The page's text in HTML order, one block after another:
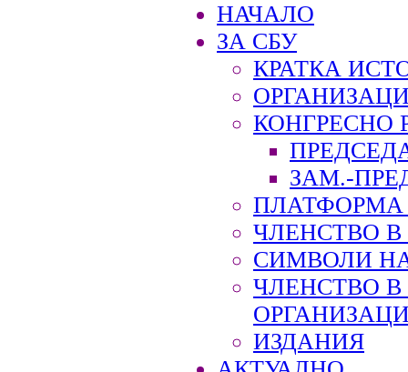
НАЧАЛО
ЗА СБУ
КРАТКА
КОНГРЕСНО
ЗАМ.-
ПЛАТФОРМА
ЧЛЕНСТВО В
СИМВОЛИ
ЧЛЕНСТВО
ИЗДАНИЯ